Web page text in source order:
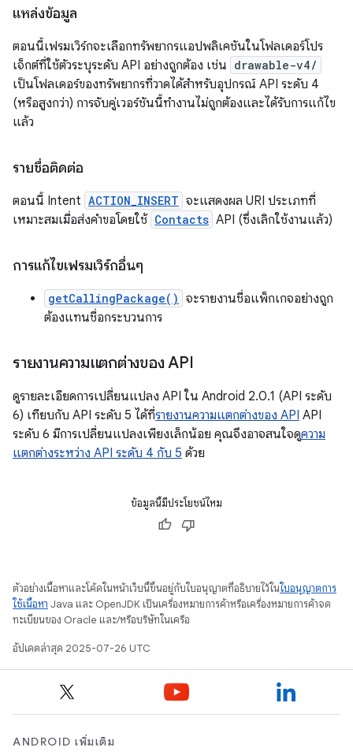
แหล่งข้อมูล
ตอนนี้เฟรมเวิร์กจะเลือกทรัพยากรแอปพลิเคชันในโฟลเดอร์โปร
เจ็กต์ที่ใช้ตัวระบุระดับ API อย่างถูกต้อง เช่น drawable-v4/
เป็นโฟลเดอร์ของทรัพยากรที่วาดได้สำหรับอุปกรณ์ API ระดับ 4
(หรือสูงกว่า) การจับคู่เวอร์ชันนี้ทํางานไม่ถูกต้องและได้รับการแก้ไข
แล้ว
รายชื่อติดต่อ
ตอนนี้ Intent ACTION_INSERT จะแสดงผล URI ประเภทที่
เหมาะสมเมื่อส่งคำขอโดยใช้ Contacts API (ซึ่งเลิกใช้งานแล้ว)
การแก้ไขเฟรมเวิร์กอื่นๆ
getCallingPackage() จะรายงานชื่อแพ็กเกจอย่างถูก
ต้องแทนชื่อกระบวนการ
รายงานความแตกต่างของ API
ดูรายละเอียดการเปลี่ยนแปลง API ใน Android 2.0.1 (API ระดับ
6) เทียบกับ API ระดับ 5 ได้ที่รายงานความแตกต่างของ API API
ระดับ 6 มีการเปลี่ยนแปลงเพียงเล็กน้อย คุณจึงอาจสนใจดูความ
แตกต่างระหว่าง API ระดับ 4 กับ 5 ด้วย
ข้อมูลนี้มีประโยชน์ไหม
ตัวอย่างเนื้อหาและโค้ดในหน้าเว็บนี้ขึ้นอยู่กับใบอนุญาตที่อธิบายไว้ในใบอนุญาตการ
ใช้เนื้อหา Java และ OpenJDK เป็นเครื่องหมายการค้าหรือเครื่องหมายการค้าจด
ทะเบียนของ Oracle และ/หรือบริษัทในเครือ
อัปเดตล่าสุด 2025-07-26 UTC
ANDROID เพิ่มเติม